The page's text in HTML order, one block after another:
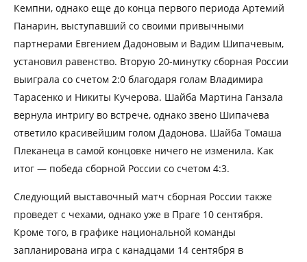
Кемпни, однако еще до конца первого периода Артемий
Панарин, выступавший со своими привычными
партнерами Евгением Дадоновым и Вадим Шипачевым,
установил равенство. Вторую 20-минутку сборная России
выиграла со счетом 2:0 благодаря голам Владимира
Тарасенко и Никиты Кучерова. Шайба Мартина Ганзала
вернула интригу во встрече, однако звено Шипачева
ответило красивейшим голом Дадонова. Шайба Томаша
Плеканеца в самой концовке ничего не изменила. Как
итог — победа сборной России со счетом 4:3.
Следующий выставочный матч сборная России также
проведет с чехами, однако уже в Праге 10 сентября.
Кроме того, в графике национальной команды
запланирована игра с канадцами 14 сентября в